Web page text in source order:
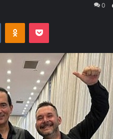
0
VKontakteOdnoklassniki
Pocket